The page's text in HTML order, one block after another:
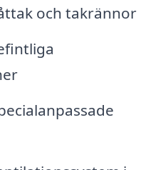
och takrännor